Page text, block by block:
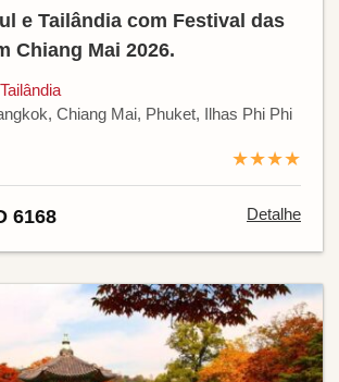
e Tailândia com Festival das
Chiang Mai 2026.
Chiang Mai, Phuket, Ilhas Phi Phi
★★★★
6168 Detalhe